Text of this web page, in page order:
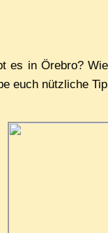
es in Öre­b­ro?
euch nütz­li­che